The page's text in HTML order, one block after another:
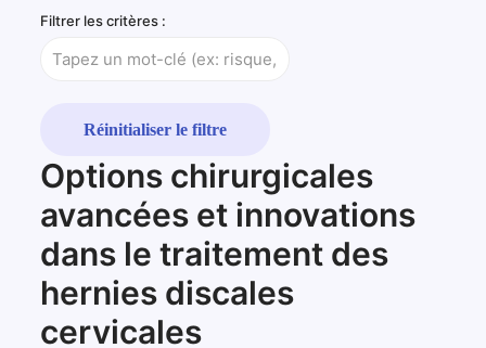
comparatif
des
discale
cervicale
et
de
l’arthrodèse
cervicale,
pour
à
Filtrer les critères :
Réinitialiser le filtre
Options chirurgicales
avancées et innovations
dans le traitement des
hernies discales
cervicales